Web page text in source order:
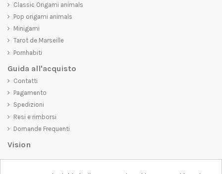
Classic Origami animals
Pop origami animals
Minigami
Tarot de Marseille
Pornhabiti
Guida all'acquisto
Contatti
Pagamento
Spedizioni
Resi e rimborsi
Domande Frequenti
Vision